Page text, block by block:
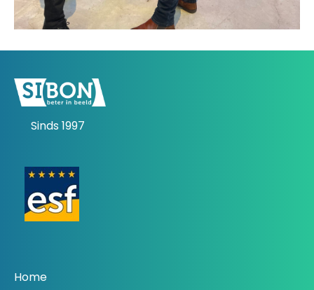
Sinds 1997
Home